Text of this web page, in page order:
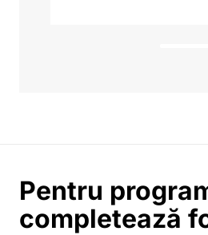
Pentru
completează